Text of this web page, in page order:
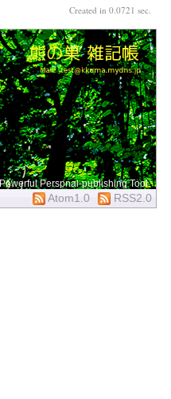
Powerful Perspnal-publishing Tool
RSS2.0
Atom1.0
Created in 0.0721 sec.